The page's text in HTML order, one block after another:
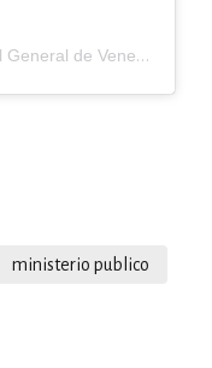
Una publicación compartida por Fiscal General de Venezuela 🇻🇪Tarek William Saab (@mpublicove)
ministerio publico